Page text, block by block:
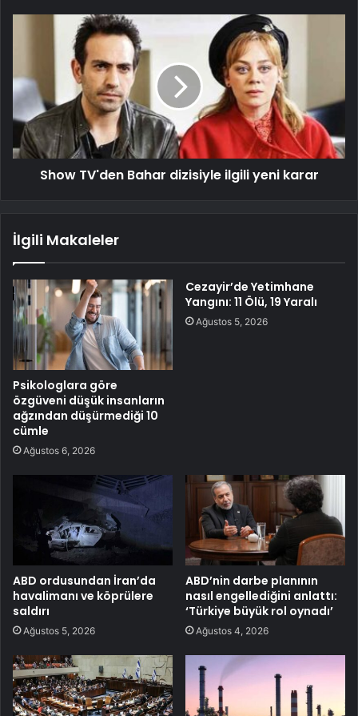
Show TV'den Bahar dizisiyle ilgili yeni karar
İlgili Makaleler
Psikologlara göre
özgüveni düşük insanların
ağzından düşürmediği 10
cümle
Ağustos 6, 2026
Cezayir’de Yetimhane
Yangını: 11 Ölü, 19 Yaralı
Ağustos 5, 2026
ABD ordusundan İran’da
havalimanı ve köprülere
saldırı
Ağustos 5, 2026
ABD’nin darbe planının
nasıl engellediğini anlattı:
‘Türkiye büyük rol oynadı’
Ağustos 4, 2026